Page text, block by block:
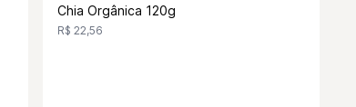
Chia Orgânica 120g
R$ 22,56